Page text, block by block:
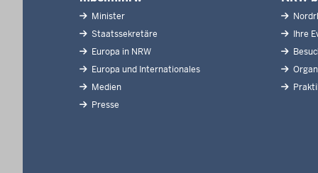
Minister
Staatssekretäre
Europa in NRW
Europa und Internationales
Medien
Presse
Ihre